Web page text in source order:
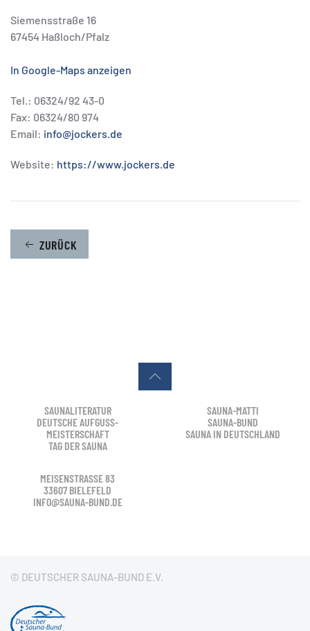
Siemensstraße 16
67454 Haßloch/Pfalz
In Google-Maps anzeigen
Tel.: 06324/92 43-0
Fax: 06324/80 974
Email: info@jockers.de
Website: https://www.jockers.de
ZURÜCK
SAUNALITERATUR
DEUTSCHE AUFGUSS-
MEISTERSCHAFT
TAG DER SAUNA
SAUNA-MATTI
SAUNA-BUND
SAUNA IN DEUTSCHLAND
MEISENSTRASSE 83
33607 BIELEFELD
INFO@SAUNA-BUND.DE
© DEUTSCHER SAUNA-BUND E.V.